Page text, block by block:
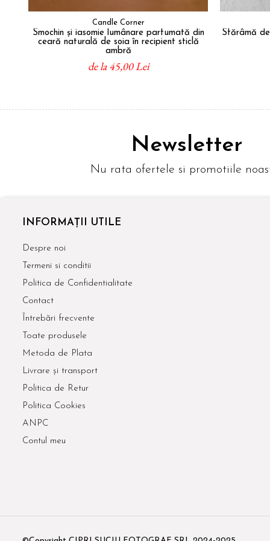
Candle Corner
Smochin și iasomie lumânare parfumată din
ceară naturală de soia în recipient sticlă
ambră
de la 45,00 Lei
Sfărâmă
Newsletter
Nu rata ofertele si promotiile
INFORMAȚII UTILE
Despre noi
Termeni si conditii
Politica de Confidentialitate
Contact
Întrebări frecvente
Toate produsele
Metoda de Plata
Livrare și transport
Politica de Retur
Politica Cookies
ANPC
Contul meu